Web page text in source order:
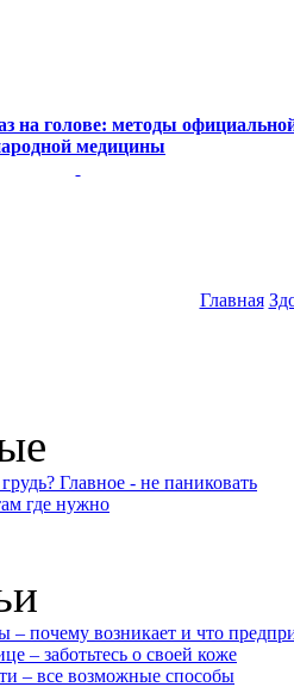
на голове: методы
медицины
Главная
Главное - не паниковать
где нужно
почему возникает и что
– заботьтесь о своей коже
– все возможные способы